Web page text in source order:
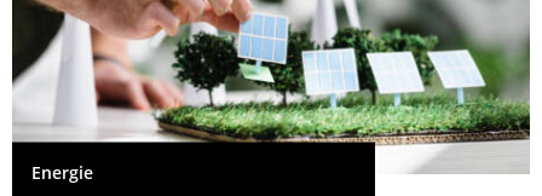
Energie